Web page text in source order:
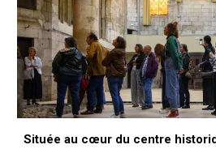
Située au cœur du centre